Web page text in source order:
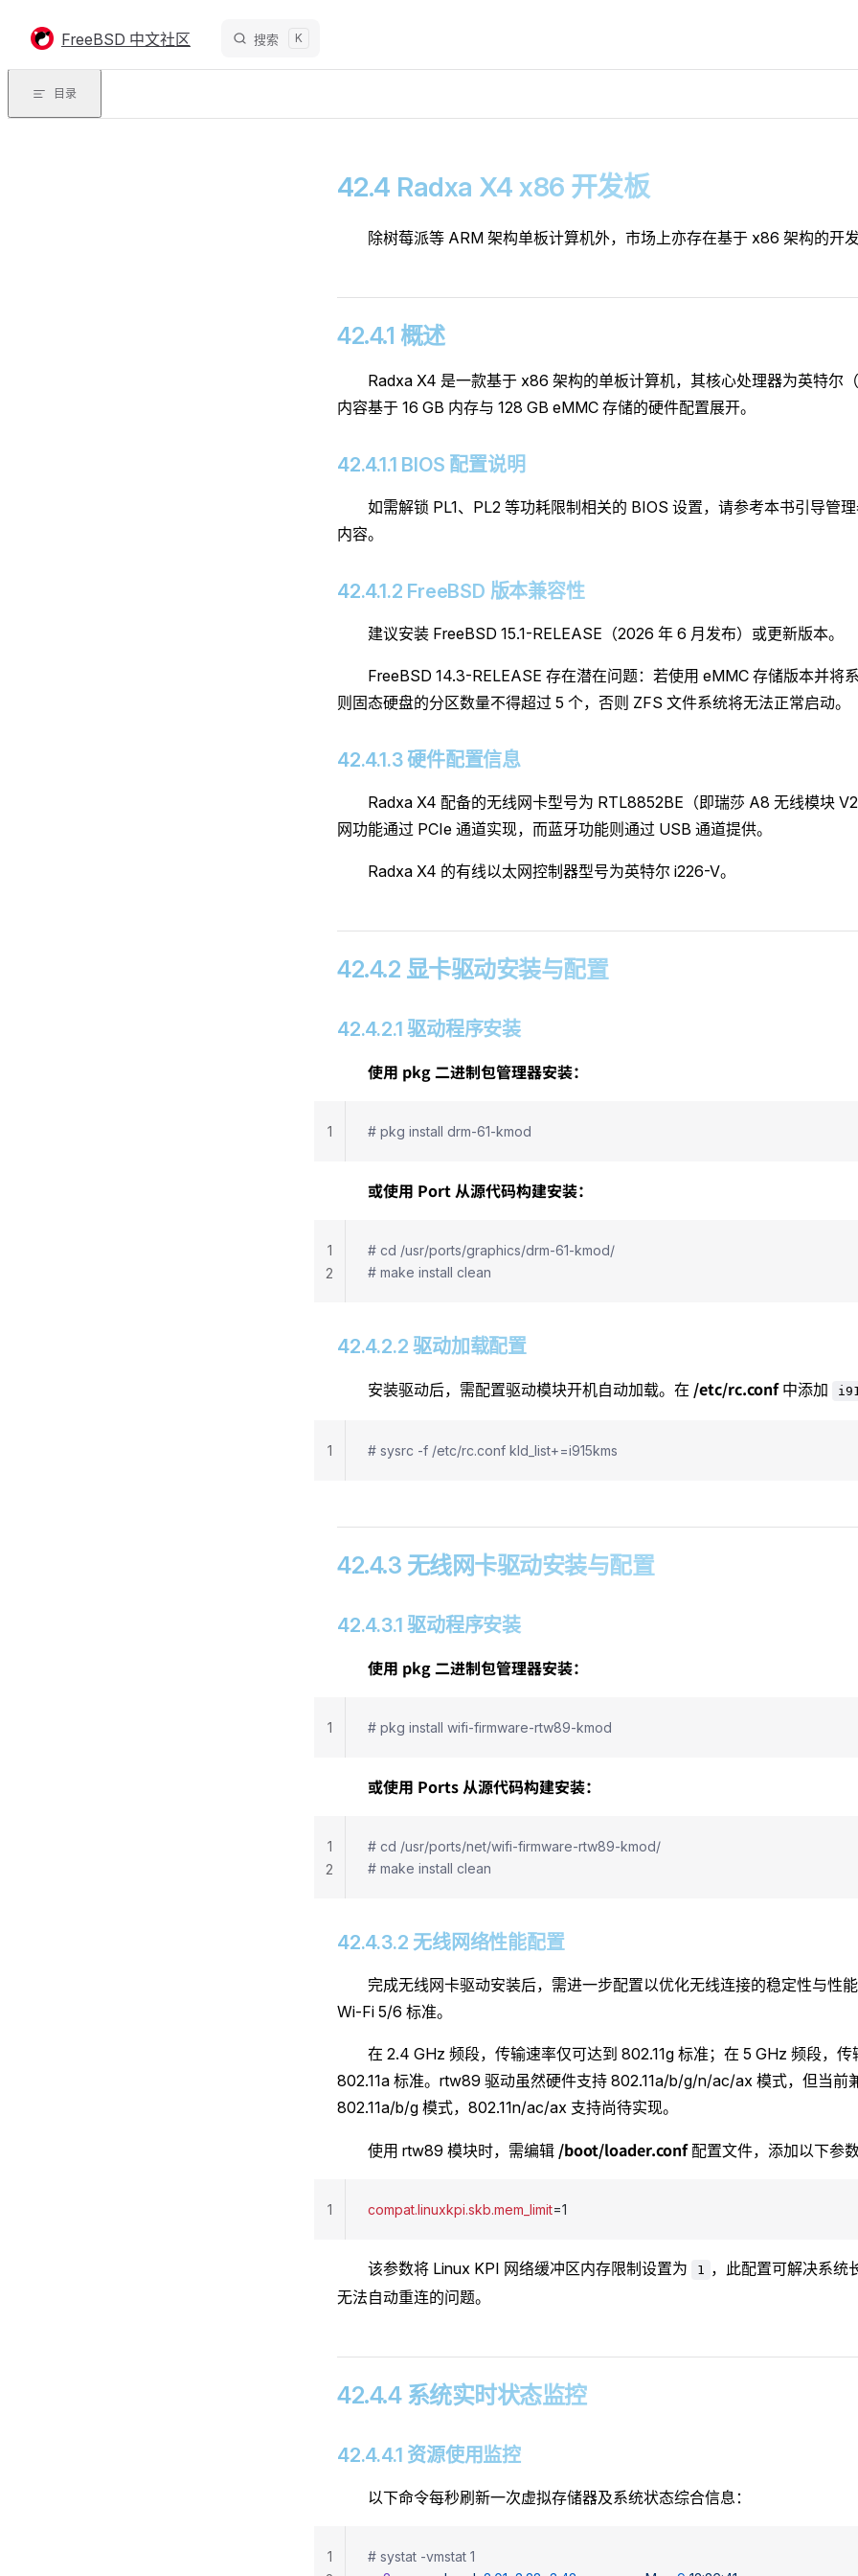
FreeBSD 中文社区 搜索 K
目录
42.4 Radxa X4 x86 开发板
除树莓派等 ARM 架构单板计算机外，市场上亦存在基于 x86 架构的开发
42.4.1 概述
Radxa X4 是一款基于 x86 架构的单板计算机，其核心处理器为英特尔
内容基于 16 GB 内存与 128 GB eMMC 存储的硬件配置展开。
42.4.1.1 BIOS 配置说明
如需解锁 PL1、PL2 等功耗限制相关的 BIOS 设置，请参考本书引导管
内容。
42.4.1.2 FreeBSD 版本兼容性
建议安装 FreeBSD 15.1-RELEASE（2026 年 6 月发布）或更新版本。
FreeBSD 14.3-RELEASE 存在潜在问题：若使用 eMMC 存储版本并将
则固态硬盘的分区数量不得超过 5 个，否则 ZFS 文件系统将无法正常启动。
42.4.1.3 硬件配置信息
Radxa X4 配备的无线网卡型号为 RTL8852BE（即瑞莎 A8 无线模块
网功能通过 PCIe 通道实现，而蓝牙功能则通过 USB 通道提供。
Radxa X4 的有线以太网控制器型号为英特尔 i226-V。
42.4.2 显卡驱动安装与配置
42.4.2.1 驱动程序安装
使用 pkg 二进制包管理器安装：
# pkg install drm-61-kmod
1
或使用 Port 从源代码构建安装：
# cd /usr/ports/graphics/drm-61-kmod/
# make install clean
1
2
42.4.2.2 驱动加载配置
安装驱动后，需配置驱动模块开机自动加载。在 /etc/rc.conf中添加
# sysrc -f /etc/rc.conf kld_list+=i915kms
1
42.4.3 无线网卡驱动安装与配置
42.4.3.1 驱动程序安装
使用 pkg 二进制包管理器安装：
# pkg install wifi-firmware-rtw89-kmod
1
或使用 Ports 从源代码构建安装：
# cd /usr/ports/net/wifi-firmware-rtw89-kmod/
# make install clean
1
2
42.4.3.2 无线网络性能配置
完成无线网卡驱动安装后，需进一步配置以优化无线连接的稳定性与性
Wi-Fi 5/6 标准。
在 2.4 GHz 频段，传输速率仅可达到 802.11g 标准；在 5 GHz 频段，传
802.11a 标准。rtw89 驱动虽然硬件支持 802.11a/b/g/n/ac/ax 模式，但当前
802.11a/b/g 模式，802.11n/ac/ax 支持尚待实现。
使用 rtw89 模块时，需编辑 /boot/loader.conf配置文件，添加以下参数
compat.linuxkpi.skb.mem_limit=1
1
该参数将 Linux KPI 网络缓冲区内存限制设置为 1
，此配置可解决系统
无法自动重连的问题。
42.4.4 系统实时状态监控
42.4.4.1 资源使用监控
以下命令每秒刷新一次虚拟存储器及系统状态综合信息：
# systat -vmstat 1
1